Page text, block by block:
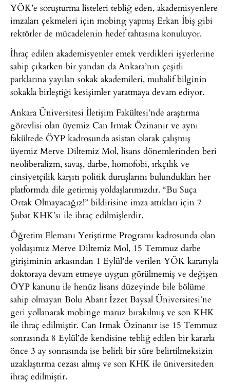
YÖK’e soruşturma listeleri tebliğ eden, akademisyenlere
imzaları çekmeleri için mobing yapmış Erkan İbiş gibi
rektörler de mücadelenin hedef tahtasına konuluyor.
İhraç edilen akademisyenler emek verdikleri işyerlerine
sahip çıkarken bir yandan da Ankara’nın çeşitli
parklarına yayılan sokak akademileri, muhalif bilginin
sokakla birleştiği kesişimler yaratmaya devam ediyor.
Ankara Üniversitesi İletişim Fakültesi’nde araştırma
görevlisi olan üyemiz Can Irmak Özinanır ve aynı
fakültede ÖYP kadrosunda asistan olarak çalışmış
üyemiz Merve Diltemiz Mol, lisans dönemlerinden beri
neoliberalizm, savaş, darbe, homofobi, ırkçılık ve
cinsiyetçilik karşıtı politik duruşlarını bulundukları her
platformda dile getirmiş yoldaşlarımızdır. “Bu Suça
Ortak Olmayacağız!” bildirisine imza attıkları için 7
Şubat KHK’sı ile ihraç edilmişlerdir.
Öğretim Elemanı Yetiştirme Programı kadrosunda olan
yoldaşımız Merve Diltemiz Mol, 15 Temmuz darbe
girişiminin arkasından 1 Eylül’de verilen YÖK kararıyla
doktoraya devam etmeye uygun görülmemiş ve değişen
ÖYP kanunu ile henüz lisans düzeyinde bile bölüme
sahip olmayan Bolu Abant İzzet Baysal Üniversitesi’ne
geri yollanarak mobinge maruz bırakılmış ve son KHK
ile ihraç edilmiştir. Can Irmak Özinanır ise 15 Temmuz
sonrasında 8 Eylül’de kendisine tebliğ edilen bir kararla
önce 3 ay sonrasında ise belirli bir süre belirtilmeksizin
uzaklaştırma cezası almış ve son KHK ile üniversiteden
ihraç edilmiştir.